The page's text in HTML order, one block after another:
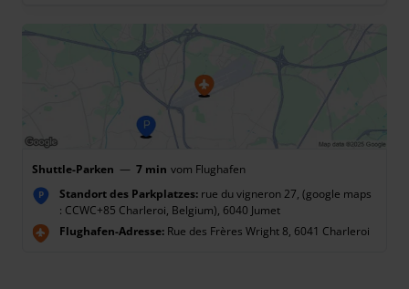
Shuttle-Parken — 7 min vom Flughafen
P Standort des Parkplatzes: rue du vigneron 27, (google maps
: CCWC+85 Charleroi, Belgium), 6040 Jumet
Flughafen-Adresse: Rue des Frères Wright 8, 6041 Charleroi